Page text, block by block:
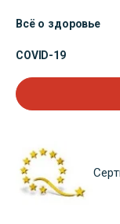
Всё о здоровье
COVID-19